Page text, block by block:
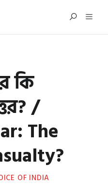
কি
/
The
OF INDIA